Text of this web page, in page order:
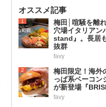
オススメ記事
1
梅田│喧騒を離
穴場イタリアン
stand』。長居
抜群
favy
2
梅田限定！海外
っぱ系ベーコン
が新登場『
favy